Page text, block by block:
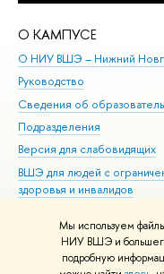
Мы используем
НИУ ВШЭ и большего
подробную
О КАМПУСЕ
О НИУ ВШЭ – Нижний
Руководство
Сведения об
Подразделения
Версия для слабовидящих
ВШЭ для людей с
здоровья и инвалидов